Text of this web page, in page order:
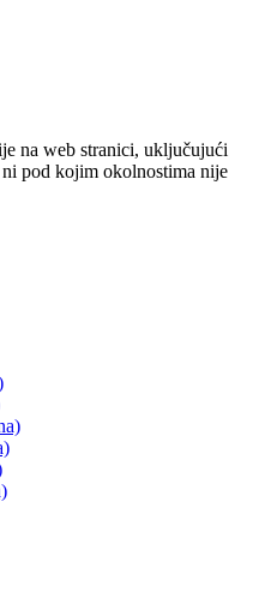
na web stranici, uključujući
pod kojim okolnostima nije